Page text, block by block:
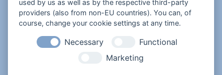
Recht auf Löschung gemäß Art. 17 DSGVO;
Recht auf Einschränkung der Verarbeitung
Recht auf Unterrichtung gemäß Art. 19
used by us as well as by the respective third-party
providers (also from non-EU countries). You can, of
course, change your cookie settings at any time.
Necessary
Functional
Marketing